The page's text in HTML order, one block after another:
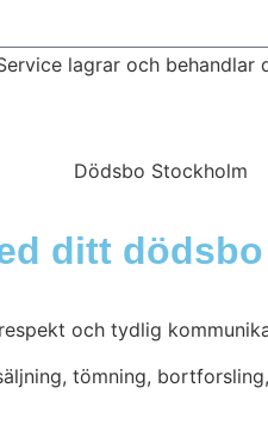
lagrar och
ditt dödsbo
och tydlig
tömning,